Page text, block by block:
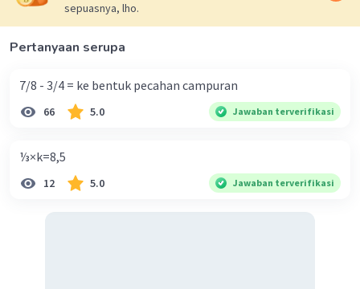
sepuasnya, lho.
Pertanyaan serupa
7/8 - 3/4 = ke bentuk pecahan campuran
66 5.0 Jawaban terverifikasi
⅓×k=8,5
12 5.0 Jawaban terverifikasi